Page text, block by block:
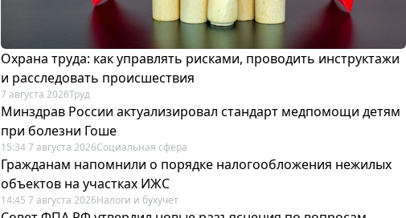
Охрана труда: как управлять рисками, проводить инструктажи
и расследовать происшествия
7 августа 2026Труд
Минздрав России актуализировал стандарт медпомощи детям
при болезни Гоше
15:34 7 августа 2026Социальная сфера
Гражданам напомнили о порядке налогообложения нежилых
объектов на участках ИЖС
14:45 7 августа 2026Налоги и бухучет